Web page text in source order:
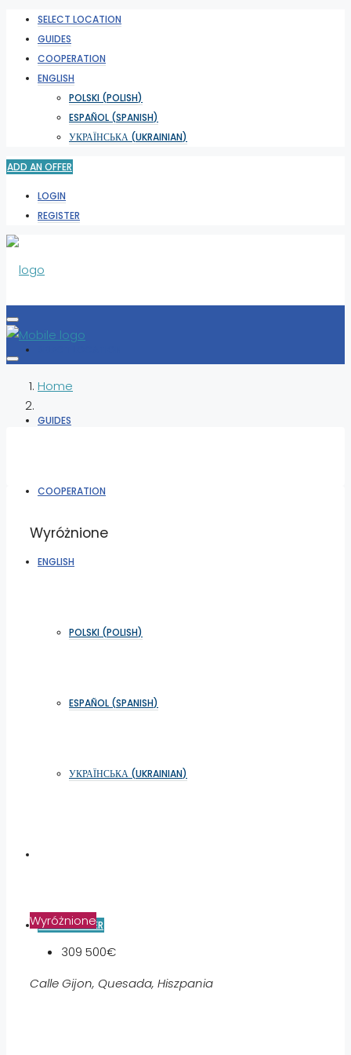
SELECT LOCATION
GUIDES
COOPERATION
ENGLISH
POLSKI (POLISH)
ESPAÑOL (SPANISH)
УКРАЇНСЬКА (UKRAINIAN)
ADD AN OFFER
LOGIN
REGISTER
GUIDES
COOPERATION
ENGLISH
POLSKI (POLISH)
ESPAÑOL (SPANISH)
УКРАЇНСЬКА (UKRAINIAN)
ADD AN OFFER
Home
Wyróżnione
Wyróżnione
309 500€
Calle Gijon, Quesada, Hiszpania